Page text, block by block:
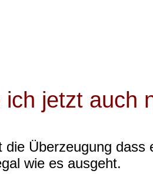
ich jetzt auch
die Überzeugung
wie es ausgeht.